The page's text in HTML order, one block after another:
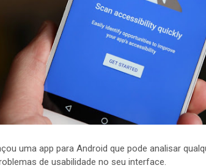
uma app para Android que pode analisar
de usabilidade no seu interface.